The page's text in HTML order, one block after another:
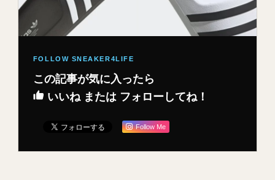
この記事が気に入ったら
いいね または フォローしてね！
Follow Me